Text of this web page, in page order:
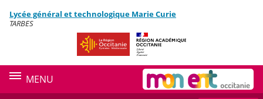
Menu de la rubrique
Contenu
Lycée général et technologique Marie Curie
TARBES
MENU